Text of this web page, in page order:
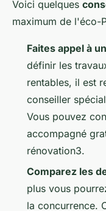
Voici quelques
maximum de l'éco-
Faites appel à
définir les
rentables, il est
conseiller
Vous pouvez
accompagné
rénovation3.
Comparez les
plus vous
la concurrence.